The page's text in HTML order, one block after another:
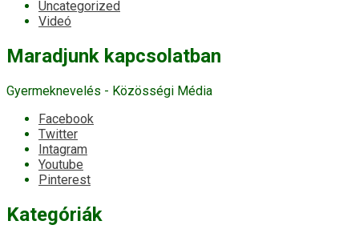
Uncategorized
Videó
Maradjunk kapcsolatban
Gyermeknevelés - Közösségi Média
Facebook
Twitter
Intagram
Youtube
Pinterest
Kategóriák